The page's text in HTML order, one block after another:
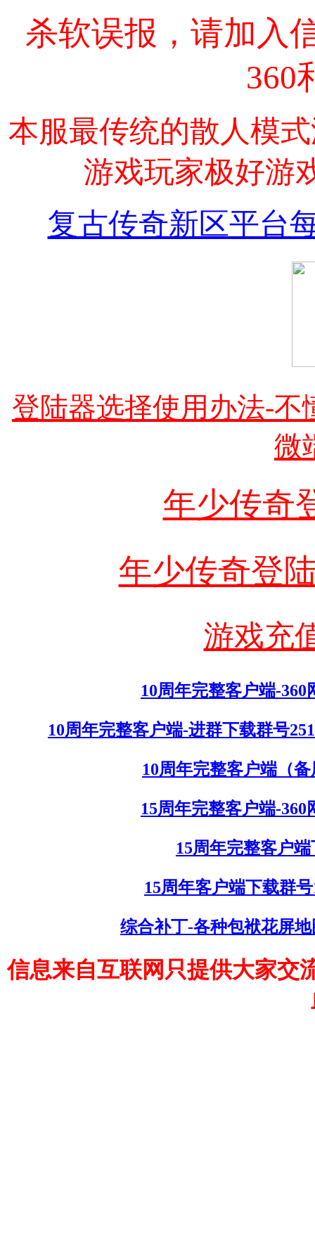
杀软误报，请加入
360
本服最传统的散人模
游戏玩家极好游
复古传奇新区平台
登陆器选择使用办法-
微
年少传奇
年少传奇登
游戏充
10周年完整客户端-
10周年完整客户端-进群下载群号
10周年完整客户端（
15周年完整客户端-
15周年完整客户
15周年客户端下载群
综合补丁-各种包袱花屏
信息来自互联网只提供大家交